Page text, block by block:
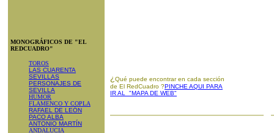
MONOGRÁFICOS DE "EL
REDCUADRO"
TOROS
LAS CUARENTA
SEVILLAS
PERSONAJES DE
SEVILLA
HUMOR
FLAMENCO Y COPLA
RAFAEL DE LEÓN
PACO ALBA
ANTONIO MARTÍN
ANDALUCIA
¿ Qué puede encontrar en cada sección
de El RedCuadro ?PINCHE AQUI PARA
IR AL "MAPA DE WEB"